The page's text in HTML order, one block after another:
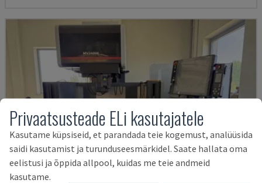
Privaatsusteade ELi kasutajatele
Kasutame küpsiseid, et parandada teie kogemust, analüüsida
saidi kasutamist ja turunduseesmärkidel. Saate hallata oma
eelistusi ja õppida allpool, kuidas me teie andmeid
kasutame.